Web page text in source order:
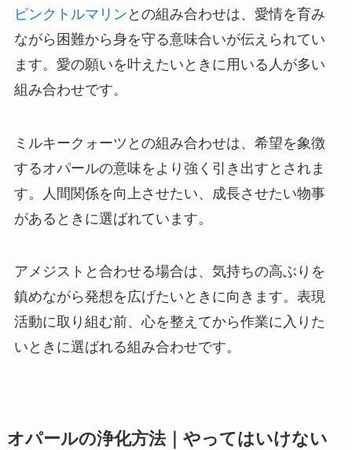
ピンクトルマリン との組み合わせは、愛情を育み
ながら困難から身を守る意味合いが伝えられてい
ます。愛の願いを叶えたいときに用いる人が多い
組み合わせです。
ミルキークォーツとの組み合わせは、希望を象徴
するオパールの意味をより強く引き出すとされま
す。人間関係を向上させたい、成長させたい物事
があるときに選ばれています。
アメジストと合わせる場合は、気持ちの高ぶりを
鎮めながら発想を広げたいときに向きます。表現
活動に取り組む前、心を整えてから作業に入りた
いときに選ばれる組み合わせです。
オパールの浄化方法｜やってはいけない